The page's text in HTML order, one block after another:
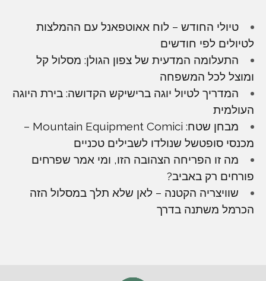
טיולי החודש – לוח אאוטפאנל עם ההמלצות
לטיולים לפי חודשים
התעלומה המדעית של צפון הגולן: מסלול קל
ומוצל לכל המשפחה
המדריך לטיול יוגה ברישיקש הקדושה: בירת היוגה
העולמית
מבחן שטח: Mountain Equipment Comici –
מכנסי סופטשל שנולדו לשבילים טכניים
מה זו הפריחה הצהובה הזו, ומי אמר שפרחים
פורחים רק באביב?
שוויצריה הקטנה – לאן שלא תלך במסלול הזה
הכרמל משתנה בדרך